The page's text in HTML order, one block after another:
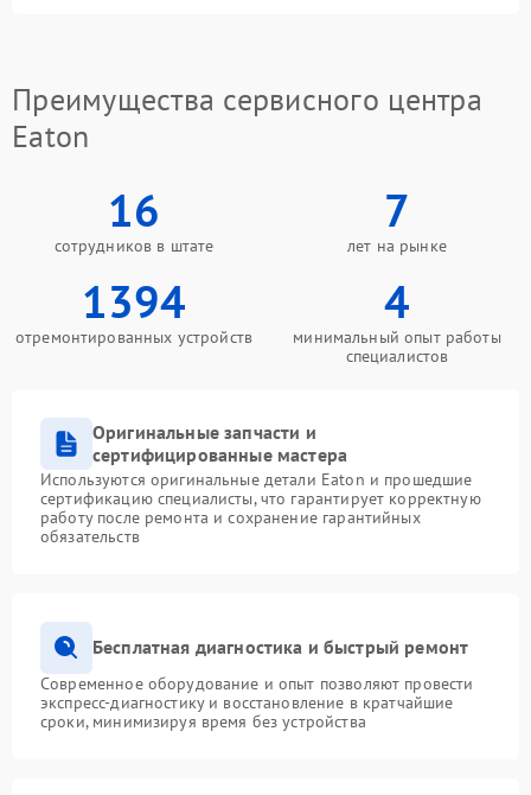
Преимущества сервисного центра
Eaton
16
сотрудников в штате
7
лет на рынке
1394
отремонтированных устройств
4
минимальный опыт работы
специалистов
Оригинальные запчасти и
сертифицированные мастера
Используются оригинальные детали Eaton и прошедшие
сертификацию специалисты, что гарантирует корректную
работу после ремонта и сохранение гарантийных
обязательств
Бесплатная диагностика и быстрый ремонт
Современное оборудование и опыт позволяют провести
экспресс-диагностику и восстановление в кратчайшие
сроки, минимизируя время без устройства